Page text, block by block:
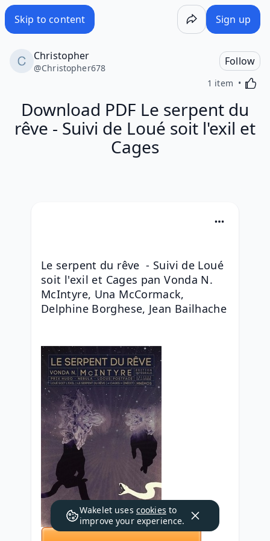
Skip to content Sign up
Christopher
@Christopher678
Follow
1 item
Download PDF Le serpent du
rêve - Suivi de Loué soit l'exil et
Cages
Le serpent du rêve  - Suivi de Loué
soit l'exil et Cages pan Vonda N.
McIntyre, Una McCormack,
Delphine Borghese, Jean Bailhache
Wakelet uses cookies to
improve your experience.